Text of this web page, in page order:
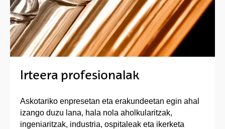
Irteera profesionalak
Askotariko enpresetan eta erakundeetan egin ahal
izango duzu lana, hala nola aholkularitzak,
ingeniaritzak, industria, ospitaleak eta ikerketa